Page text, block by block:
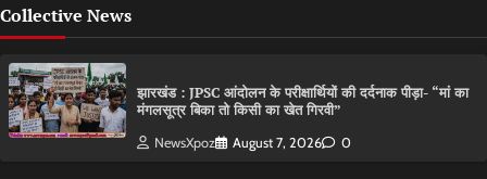
Collective News
झारखंड : JPSC आंदोलन के परीक्षार्थियों की दर्दनाक पीड़ा- “मां का
मंगलसूत्र बिका तो किसी का खेत गिरवी”
NewsXpoz August 7, 2026 0